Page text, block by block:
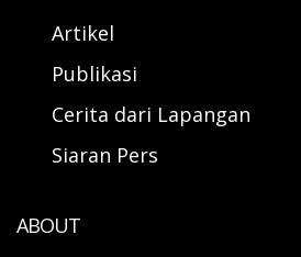
Artikel
Publikasi
Cerita dari Lapangan
Siaran Pers
ABOUT